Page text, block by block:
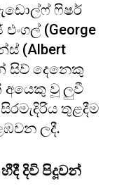
ඇඩොල්ෆ් ෆිෂර්
(George
(Albert
සිව් දෙනෙකු
අයෙකු වූ ලුවී
තුළදීම
ලදී.
දිවි පිදූවන්